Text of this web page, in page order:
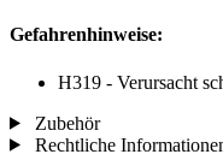
Gefahrenhinweise:
H319 - Verursacht
Zubehör
Rechtliche